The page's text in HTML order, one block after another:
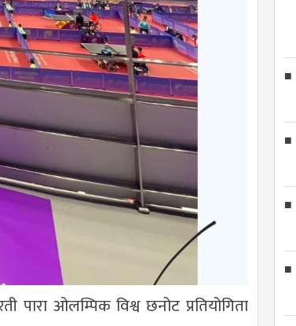
पारा ओलम्पिक विश्व छनोट प्रतियोगिता